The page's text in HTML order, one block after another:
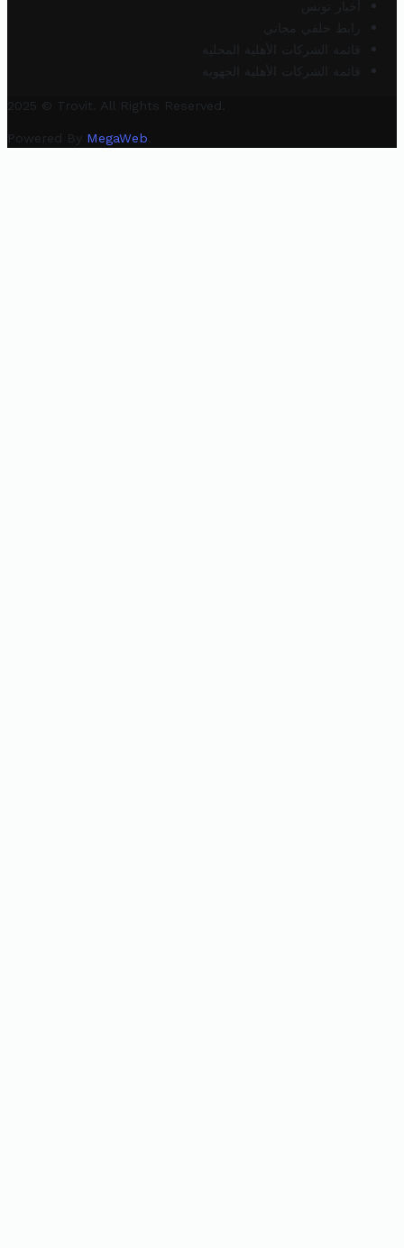
أخبار تونس
رابط خلفي مجاني
قائمة الشركات الأهلية المحلية
قائمة الشركات الأهلية الجهوية
2025 © Trovit. All Rights Reserved.
Powered By MegaWeb